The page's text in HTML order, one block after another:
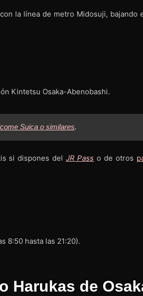
la línea de metro Midosuji, bajando
Kintetsu Osaka-Abenobashi.
Suica o similares.
si dispones del JR Pass o de otros
8:50 hasta las 21:20).
Harukas de